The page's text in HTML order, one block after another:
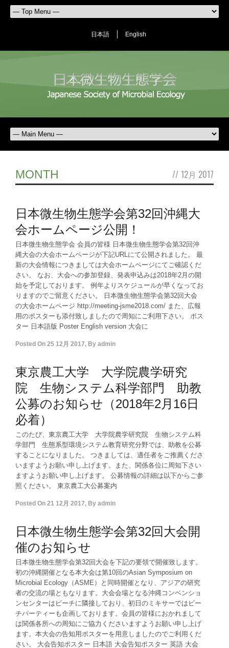
日本語 English
MONTH // 12月 2017
日本微生物生態学会第32回沖縄大
会ホームページ公開！
日本微生物生態学会 会員の皆様 日本微生物生態学会第32回沖
縄大会の大会ホームページが下記URLにて公開されました。 最
新の大会情報につきましては大会ホームページにてご確認くだ
さい。 なお、大会への参加登録、発表申込みは2018年2月の開
始を予定しております。 例年よりスケジュールが早くなってお
りますのでご留意ください。 日本微生物生態学会第32回大会
の大会ホームページ http://meeting-jsme2018.com/ また、広報
用のポスターも添付致しましたので周知にご利用下さい。 ポス
ター 日本語版 Poster English version 大会に
Posted On 25 12月 2017, By admin
東京農工大学 大学院農学研究
院 生物システム科学部門 助教
公募のお知らせ（2018年2月16日
必着）
このたび、東京農工大学 大学院農学研究院 生物システム科
学部門 生態系型環境システム教育研究分野では、助教を公募
することになりました。 つきましては、適任者をご推薦くださ
いますようお願い申し上げます。また、関係各位に周知下さい
ますようお願い申し上げます。 公募情報の詳細は以下からご参
照ください。 東京農工大公募案内
Posted On 21 12月 2017, By admin
日本微生物生態学会第32回大会開
催のお知らせ
日本微生物生態学会第32回大会を下記の要領で開催致します。
初の沖縄開催となる本大会は第10回のAsian Symposium on
Microbial Ecology（ASME）と同時開催となり、アジアの研究
者の交流の場ともなります。大会会場となる沖縄コンベンショ
ンセンターはビーチに隣接しており、初日のミキサーではビー
チパーティーも企画しております。会員の皆様におかれまして
は関係各所への周知にご協力くださいますようお願い申し上げ
ます。本大会の告知用ポスターを用意しましたのでご利用くだ
さい。 大会告知ポスター 日本語 大会告知ポスター 英語 大会